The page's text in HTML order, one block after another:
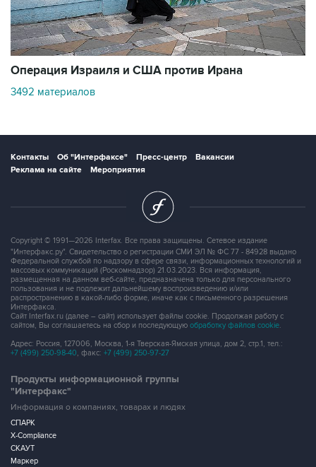
Операция Израиля и США против Ирана
3492 материалов
Контакты Об "Интерфаксе" Пресс-центр
Вакансии
Реклама на сайте
Мероприятия
Copyright © 1991—2026 Interfax. Все права защищены. Сетевое издание
"Интерфакс.ру". Свидетельство о регистрации СМИ ЭЛ № ФС 77 - 84928 выдано
Федеральной службой по надзору в сфере связи, информационных технологий и
массовых коммуникаций (Роскомнадзор) 21.03.2023. Вся информация,
размещенная на данном веб-сайте, предназначена только для персонального
пользования и не подлежит дальнейшему воспроизведению и/или
распространению в какой-либо форме, иначе как с письменного разрешения
Интерфакса.
Сайт Interfax.ru (далее – сайт) использует файлы cookie. Продолжая работу с
сайтом, Вы соглашаетесь на сбор и последующую обработку файлов cookie.
Адрес: Россия, 127006, Москва, 1-я Тверская-Ямская улица, дом 2, стр.1, тел.:
+7 (499) 250-98-40, факс: +7 (499) 250-97-27
Продукты информационной группы
"Интерфакс"
Информация о компаниях, товарах и людях
СПАРК
X-Compliance
СКАУТ
Маркер